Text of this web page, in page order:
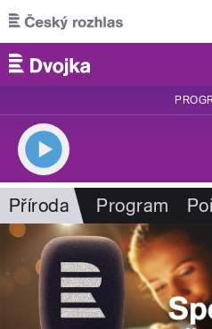
Přejít k hlavnímu obsahu
Příroda Program